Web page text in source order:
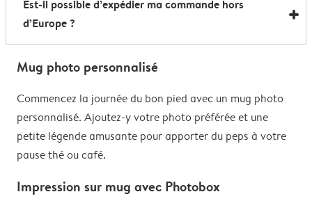
sans souci au micro-ondes et au lave-vaisselle. Seule
exception… nos mugs magiques à effet thermoréactif
qui préfèrent un lavage à la main pour préserver leur
effet surprise.
Est-il possible d’expédier ma commande hors
d’Europe ?
livraison dépendent de votre adresse et sont calculés
lors du processus de commande. Attention : ces frais
n’incluent pas les éventuels surcoûts appliqués par le
pays de destination, tels que les droits de douane, la
TVA à l’importation ou les frais de traitement
douanier. Ces frais supplémentaires restent à la
charge du destinataire. Pour savoir à l’avance si votre
Mug photo personnalisé
Commencez la journée du bon pied avec un mug photo
personnalisé. Ajoutez-y votre photo préférée et une
petite légende amusante pour apporter du peps à votre
pause thé ou café.
Impression sur mug avec Photobox